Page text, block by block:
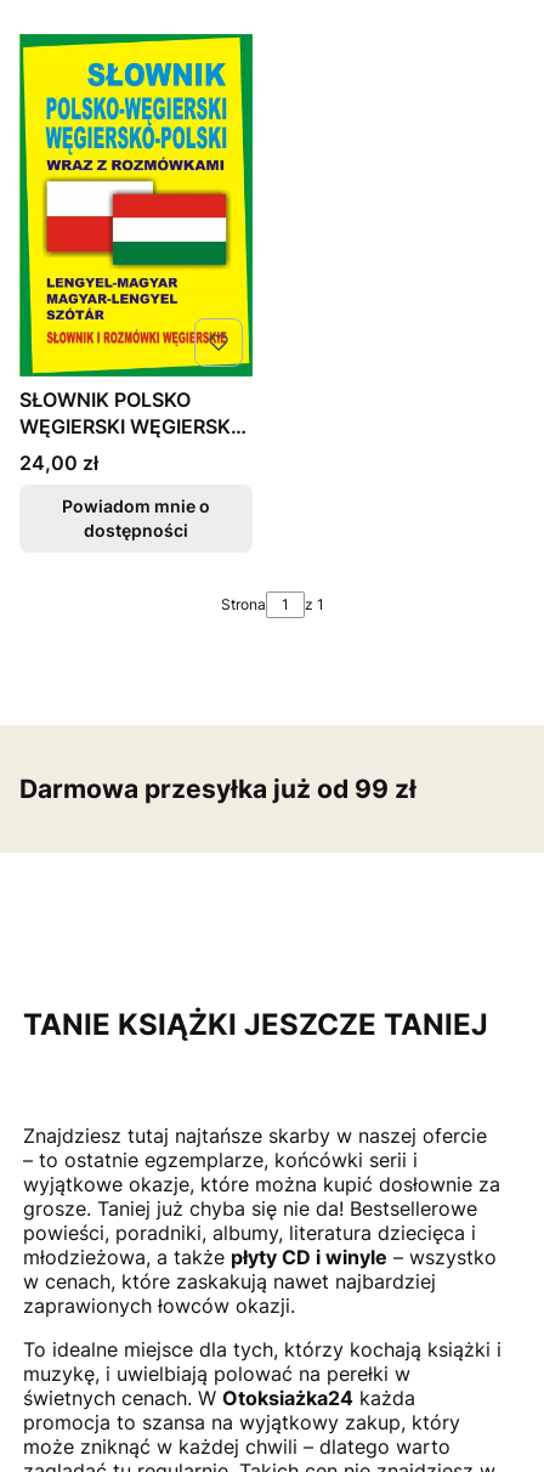
SŁOWNIK POLSKO
WĘGIERSKI WĘGIERSKO
POLSKI NOWA
Cena
24,00 zł
Powiadom mnie o
dostępności
Strona z 1
Darmowa przesyłka już od 99 zł
TANIE KSIĄŻKI JESZCZE TANIEJ
Znajdziesz tutaj najtańsze skarby w naszej ofercie
– to ostatnie egzemplarze, końcówki serii i
wyjątkowe okazje, które można kupić dosłownie za
grosze. Taniej już chyba się nie da! Bestsellerowe
powieści, poradniki, albumy, literatura dziecięca i
młodzieżowa, a także płyty CD i winyle – wszystko
w cenach, które zaskakują nawet najbardziej
zaprawionych łowców okazji.
To idealne miejsce dla tych, którzy kochają książki i
muzykę, i uwielbiają polować na perełki w
świetnych cenach. W Otoksiażka24każda
promocja to szansa na wyjątkowy zakup, który
może zniknąć w każdej chwili – dlatego warto